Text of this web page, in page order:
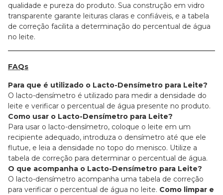
qualidade e pureza do produto. Sua construção em vidro
transparente garante leituras claras e confiáveis, e a tabela
de correção facilita a determinação do percentual de água
no leite.
FAQs
Para que é utilizado o Lacto-Densímetro para Leite?
O lacto-densímetro é utilizado para medir a densidade do
leite e verificar o percentual de água presente no produto.
Como usar o Lacto-Densímetro para Leite?
Para usar o lacto-densímetro, coloque o leite em um
recipiente adequado, introduza o densímetro até que ele
flutue, e leia a densidade no topo do menisco. Utilize a
tabela de correção para determinar o percentual de água.
O que acompanha o Lacto-Densímetro para Leite?
O lacto-densímetro acompanha uma tabela de correção
para verificar o percentual de água no leite. Como limpar e